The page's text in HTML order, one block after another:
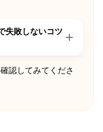
失敗しないコツ
認してみてくださ